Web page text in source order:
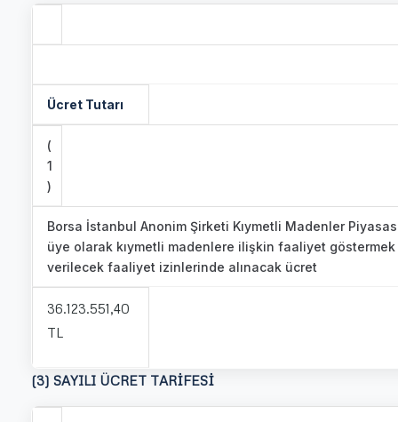
Ücret Tutarı
(
1
)
Borsa İstanbul Anonim Şirketi Kıymetli Madenler
üye olarak kıymetli madenlere ilişkin faaliyet
verilecek faaliyet izinlerinde alınacak ücret
36.123.551,40
TL
(3) SAYILI ÜCRET TARİFESİ